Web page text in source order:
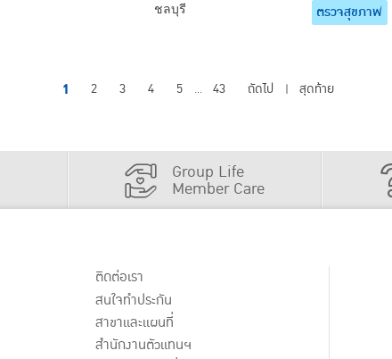
ชลบุรี ตรวจสุขภาพ
1 2 3 4 5 ... 43 ถัดไป | สุดท้าย
Group Life
Member Care
ติดต่อเรา
สนใจทำประกัน
สาขาและแผนที่
สำนักงานตัวแทนฯ